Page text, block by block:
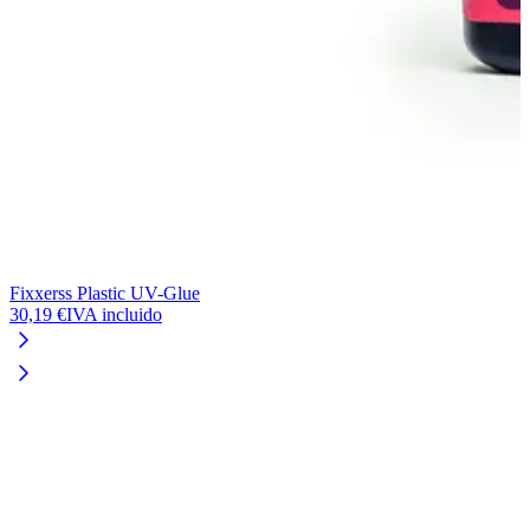
Fixxerss Plastic UV-Glue
30,19 €IVA incluido